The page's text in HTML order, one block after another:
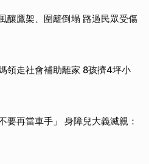
釀鷹架、圍籬倒塌 路過民眾受傷
領走社會補助離家 8孩擠4坪小
要再當車手」 身障兒大義滅親：